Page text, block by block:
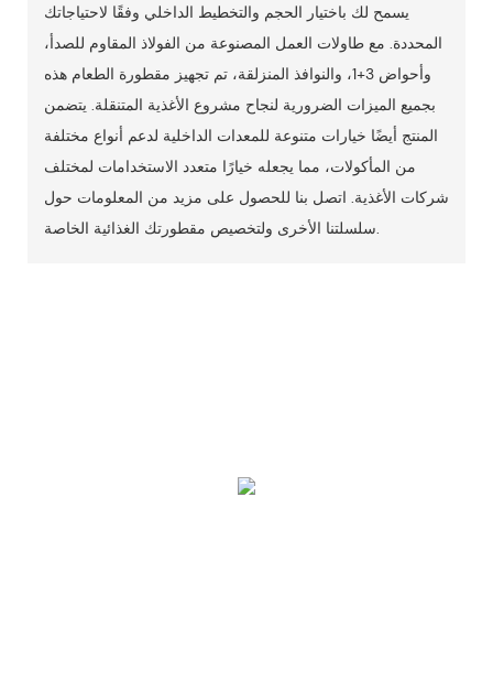
يسمح لك باختيار الحجم والتخطيط الداخلي وفقًا لاحتياجاتك
المحددة. مع طاولات العمل المصنوعة من الفولاذ المقاوم للصدأ،
وأحواض 3+1، والنوافذ المنزلقة، تم تجهيز مقطورة الطعام هذه
بجميع الميزات الضرورية لنجاح مشروع الأغذية المتنقلة. يتضمن
المنتج أيضًا خيارات متنوعة للمعدات الداخلية لدعم أنواع مختلفة
من المأكولات، مما يجعله خيارًا متعدد الاستخدامات لمختلف
شركات الأغذية. اتصل بنا للحصول على مزيد من المعلومات حول
سلسلتنا الأخرى ولتخصيص مقطورتك الغذائية الخاصة.